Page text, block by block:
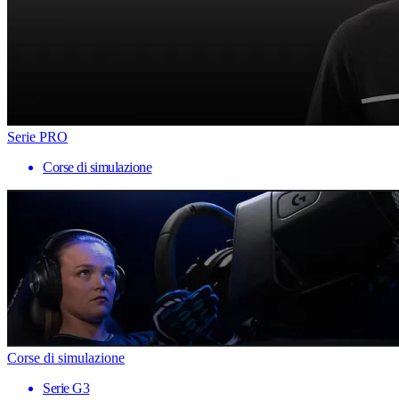
Serie PRO
Corse di simulazione
Corse di simulazione
Serie G3